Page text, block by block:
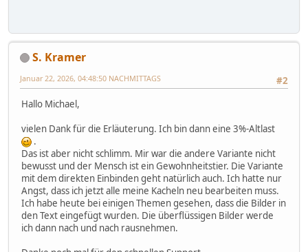
S. Kramer
#2
Januar 22, 2026, 04:48:50 NACHMITTAGS
Hallo Michael,
vielen Dank für die Erläuterung. Ich bin dann eine 3%-Altlast
.
Das ist aber nicht schlimm. Mir war die andere Variante nicht
bewusst und der Mensch ist ein Gewohnheitstier. Die Variante
mit dem direkten Einbinden geht natürlich auch. Ich hatte nur
Angst, dass ich jetzt alle meine Kacheln neu bearbeiten muss.
Ich habe heute bei einigen Themen gesehen, dass die Bilder in
den Text eingefügt wurden. Die überflüssigen Bilder werde
ich dann nach und nach rausnehmen.